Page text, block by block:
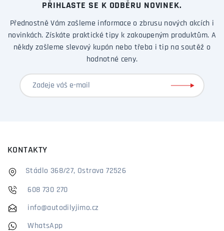
PŘIHLASTE SE K ODBĚRU NOVINEK.
Přednostně Vám zašleme informace o zbrusu nových akcích i
novinkách. Získáte praktické tipy k zakoupeným produktům. A
někdy zašleme slevový kupón nebo třeba i tip na soutěž o
hodnotné ceny.
KONTAKTY
Stádlo 368/27, Ostrava 72526
608 730 270
info@autodilyjimo.cz
WhatsApp